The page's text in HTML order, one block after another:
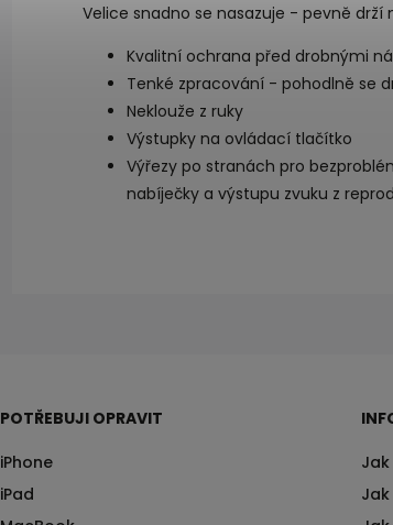
Velice snadno se nasazuje - pevně drží
Kvalitní ochrana před drobnými
Tenké zpracování - pohodlně se
Neklouže z ruky
Výstupky na ovládací tlačítko
Výřezy po stranách pro
nabíječky a výstupu zvuku z
POTŘEBUJI OPRAVIT
iPhone
iPad